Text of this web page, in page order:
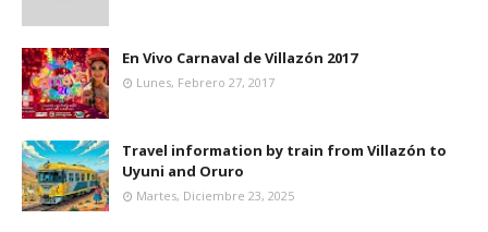
En Vivo Carnaval de Villazón 2017
Lunes, Febrero 27, 2017
Travel information by train from Villazón to
Uyuni and Oruro
Martes, Diciembre 23, 2025